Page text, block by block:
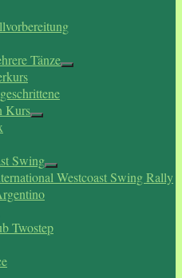
Tänze
Kurs
Swing
Westcoast Swing Rally
Twostep